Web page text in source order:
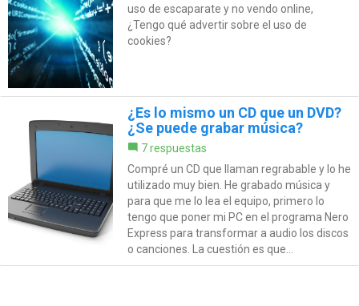
uso de escaparate y no vendo online,
¿Tengo qué advertir sobre el uso de
cookies?
¿Es lo mismo un CD que un DVD?
¿Se puede grabar música?
7 respuestas
Compré un CD que llaman regrabable y lo he
utilizado muy bien. He grabado música y
para que me lo lea el equipo, primero lo
tengo que poner mi PC en el programa Nero
Express para transformar a audio los discos
o canciones. La cuestión es que...